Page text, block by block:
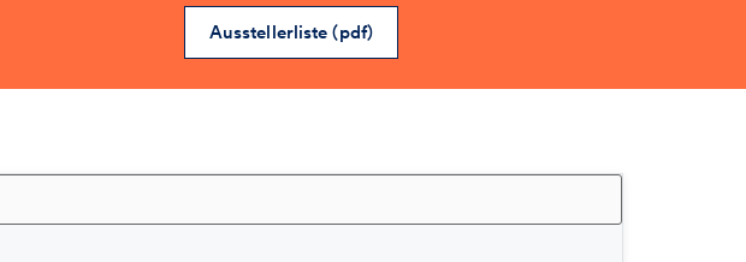
Ausstellerliste (pdf)